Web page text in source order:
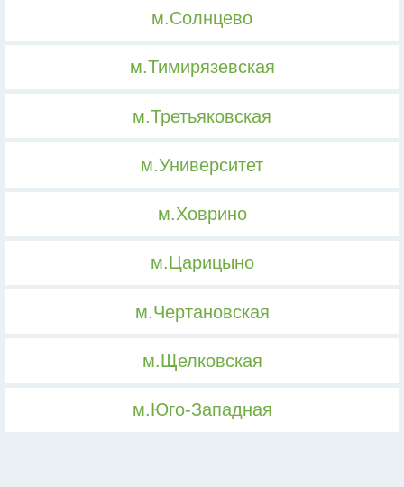
м.Солнцево
м.Тимирязевская
м.Третьяковская
м.Университет
м.Ховрино
м.Царицыно
м.Чертановская
м.Щелковская
м.Юго-Западная